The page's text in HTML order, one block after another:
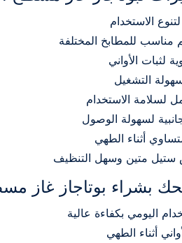
لثبات الأواني
التشغيل
لسلامة الاستخدام
لسهولة الوصول
أثناء الطهي
متين وسهل التنظيف
بشراء بوتاجاز غاز
اليومي بكفاءة عالية
أثناء الطهي